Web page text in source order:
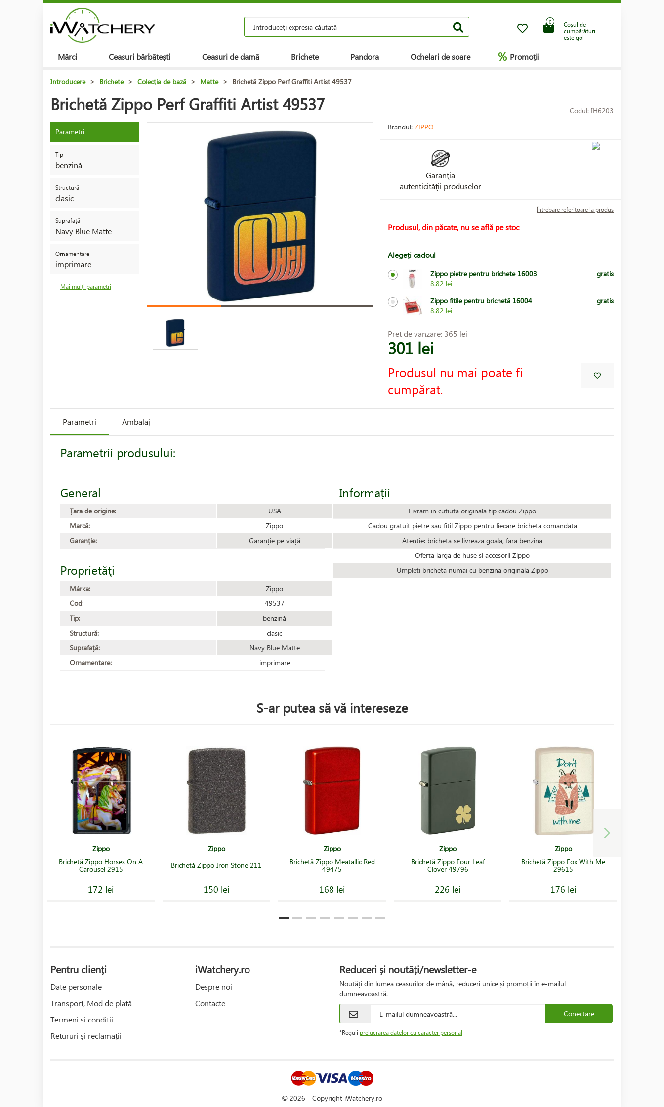
Coșul de
cumpărături
este gol
0
Mărci Ceasuri bărbătești Ceasuri de damă Brichete Pandora Ochelari de soare % Promoții
Introducere > Brichete > Colecția de bază > Matte > Brichetă Zippo Perf Graffiti Artist 49537
Brichetă Zippo Perf Graffiti Artist 49537 Codul: IH6203
Parametri
Tip
benzină
Structură
clasic
Suprafață
Navy Blue Matte
Ornamentare
imprimare
Mai mulți parametri
Brandul: ZIPPO
Garanţia
autenticităţii produselor
Întrebare referitoare la produs
Produsul, din păcate, nu se află pe stoc
Alegeți cadoul
Zippo pietre pentru brichete 16003
8.82 lei
gratis
Zippo fitile pentru brichetă 16004
8.82 lei
gratis
Pret de vanzare:365 lei
301 lei
Produsul nu mai poate fi
cumpărat.
Parametri Ambalaj
Parametrii produsului:
General
Țara de origine:
USA
Marcă:
Zippo
Garanție:
Garanție pe viață
Proprietăţi
Márka:
Zippo
Cod:
49537
Tip:
benzină
Structură:
clasic
Suprafață:
Navy Blue Matte
Ornamentare:
imprimare
Informații
Livram in cutiuta originala tip cadou Zippo
Cadou gratuit pietre sau fitil Zippo pentru fiecare bricheta comandata
Atentie: bricheta se livreaza goala, fara benzina
Oferta larga de huse si accesorii Zippo
Umpleti bricheta numai cu benzina originala Zippo
S-ar putea să vă intereseze
Zippo
Brichetă Zippo Horses On A
Carousel 2915
172 lei
Zippo
Brichetă Zippo Iron Stone 211
150 lei
Zippo
Brichetă Zippo Meatallic Red
49475
168 lei
Zippo
Brichetă Zippo Four Leaf
Clover 49796
226 lei
Zippo
Brichetă Zippo Fox With Me
29615
176 lei
Pentru clienți
Date personale
Transport, Mod de plată
Termeni si conditii
Retururi și reclamații
iWatchery.ro
Despre noi
Contacte
Reduceri și noutăți/newsletter-e
Noutăți din lumea ceasurilor de mână, reduceri unice și promoții în e-mailul
dumneavoastră.
Conectare
*Reguli prelucrarea datelor cu caracter personal
© 2026 - Copyright iWatchery.ro